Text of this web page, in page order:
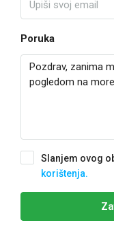
Poruka
Slanjem ovog
korištenja.